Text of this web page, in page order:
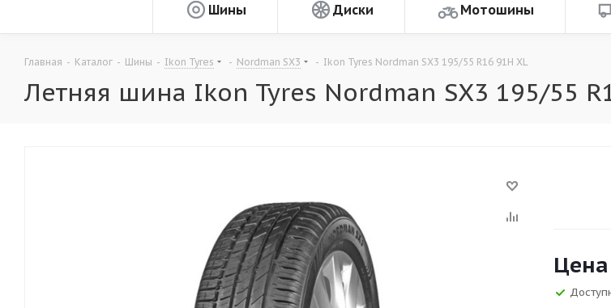
Шины Диски Мотошины
Главная - Каталог - Шины - Ikon Tyres - Nordman SX3 - Ikon Tyres Nordman SX3 195/55 R16 91H XL
Летняя шина Ikon Tyres Nordman SX3 195/55
Цена